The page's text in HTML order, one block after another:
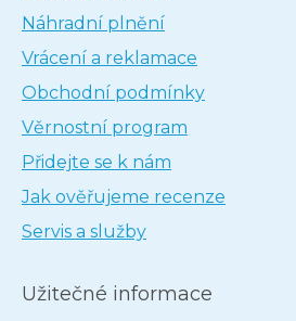
Náhradní plnění
Vrácení a reklamace
Obchodní podmínky
Věrnostní program
Přidejte se k nám
Jak ověřujeme recenze
Servis a služby
Užitečné informace